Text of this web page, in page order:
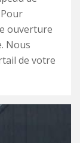
ouverture
Nous
de votre